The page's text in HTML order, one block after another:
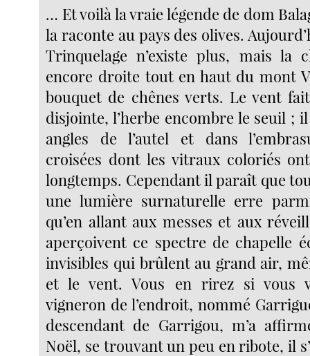
… Et voilà la vraie légende de dom
la raconte au pays des olives.
Trinquelage n’existe plus, mais la
encore droite tout en haut du mont
bouquet de chênes verts. Le vent
disjointe, l’herbe encombre le seuil ;
angles de l’autel et dans
croisées dont les vitraux coloriés
longtemps. Cependant il paraît que
une lumière surnaturelle erre
qu’en allant aux messes et aux
aperçoivent ce spectre de chapelle
invisibles qui brûlent au grand air,
et le vent. Vous en rirez si vous
vigneron de l’endroit, nommé
descendant de Garrigou, m’a
Noël, se trouvant un peu en ribote, il